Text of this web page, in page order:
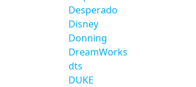
Desperado
Disney
Donning
DreamWorks
dts
DUKE